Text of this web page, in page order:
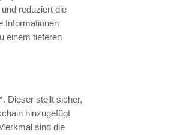
reduziert die
Informationen
einem tieferen
Dieser stellt sicher,
hinzugefügt
sind die